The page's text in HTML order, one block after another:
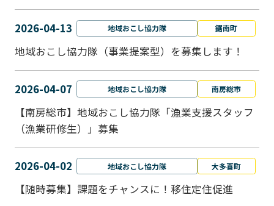
2026-04-13 地域おこし協力隊 鋸南町
地域おこし協力隊（事業提案型）を募集します！
2026-04-07 地域おこし協力隊 南房総市
【南房総市】地域おこし協力隊「漁業支援スタッフ
（漁業研修生）」募集
2026-04-02 地域おこし協力隊 大多喜町
【随時募集】課題をチャンスに！移住定住促進